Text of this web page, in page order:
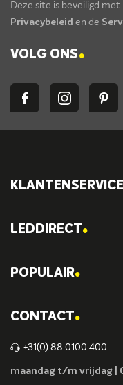
Deze site is beveiligd
Privacybeleid en de
VOLG ONS.
KLANTENSERVICE
LEDDIRECT.
POPULAIR.
CONTACT.
+31(0) 88 0100 400
maandag t/m vrijdag |